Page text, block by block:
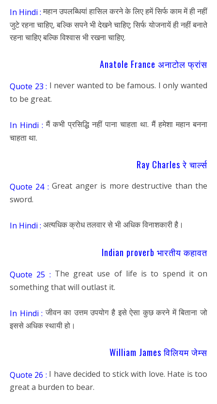
In Hindi :महान उपलब्धियां हासिल करने के लिए हमें सिर्फ काम में ही नहीं
जुटे रहना चाहिए, बल्कि सपने भी देखने चाहिए; सिर्फ योजनायें ही नहीं बनाते
रहना चाहिए बल्कि विश्वास भी रखना चाहिए.
Anatole France अनाटोल फ्रांस
Quote 23 : I never wanted to be famous. I only wanted
to be great.
In Hindi : मैं कभी प्रसिद्धि नहीं पाना चाहता था. मैं हमेशा महान बनना
चाहता था.
Ray Charles रे चार्ल्स
Quote 24 : Great anger is more destructive than the
sword.
In Hindi : अत्यधिक क्रोध तलवार से भी अधिक विनाशकारी है।
Indian proverb भारतीय कहावत
Quote 25 : The great use of life is to spend it on
something that will outlast it.
In Hindi : जीवन का उत्तम उपयोग है इसे ऐसा कुछ करने में बिताना जो
इससे अधिक स्थायी हो।
William James विलियम जेम्स
Quote 26 : I have decided to stick with love. Hate is too
great a burden to bear.